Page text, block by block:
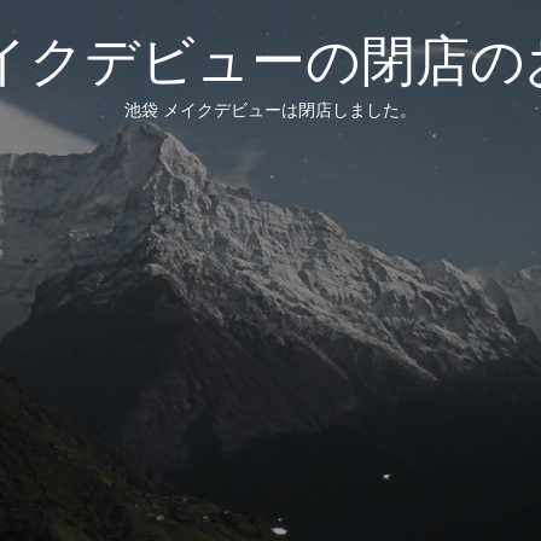
クデビューの閉店
池袋 メイクデビューは閉店しました。